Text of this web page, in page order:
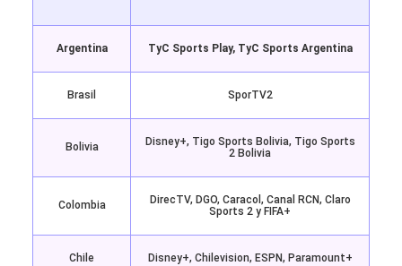
Argentina TyC Sports Play, TyC Sports Argentina
Brasil SporTV2
Bolivia
Disney+, Tigo Sports Bolivia, Tigo Sports
2 Bolivia
Colombia
DirecTV, DGO, Caracol, Canal RCN, Claro
Sports 2 y FIFA+
Chile Disney+, Chilevision, ESPN, Paramount+